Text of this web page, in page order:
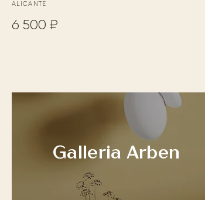
ALICANTE
6 500 ₽
Galleria Arben